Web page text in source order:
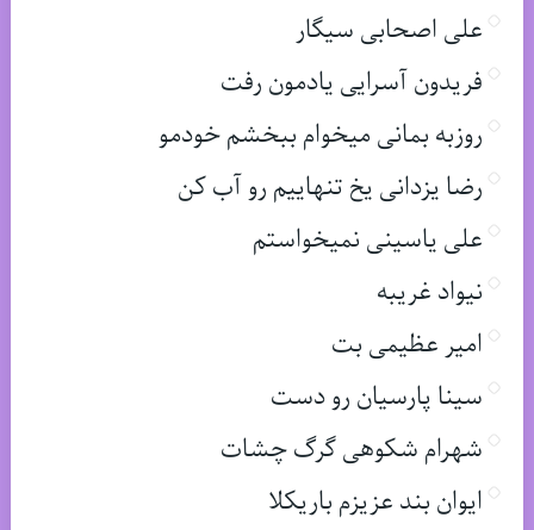
علی اصحابی سیگار
فریدون آسرایی یادمون رفت
روزبه بمانی میخوام ببخشم خودمو
رضا یزدانی یخ تنهاییم رو آب کن
علی یاسینی نمیخواستم
نیواد غریبه
امیر عظیمی بت
سینا پارسیان رو دست
شهرام شکوهی گرگ چشات
ایوان بند عزیزم باریکلا